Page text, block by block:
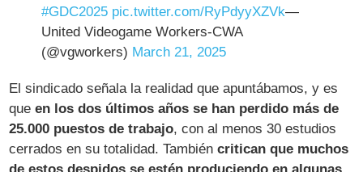
#GDC2025 pic.twitter.com/RyPdyyXZVk—
United Videogame Workers-CWA
(@vgworkers) March 21, 2025
El sindicado señala la realidad que apuntábamos, y es
queen los dos últimos años se han perdido más de
25.000 puestos de trabajo, con al menos 30 estudios
cerrados en su totalidad. Tambiéncritican que muchos
de estos despidos se estén produciendo en algunas